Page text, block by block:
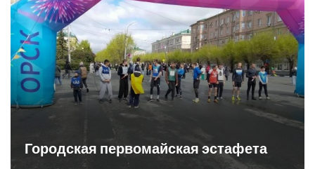
Городская первомайская эстафета